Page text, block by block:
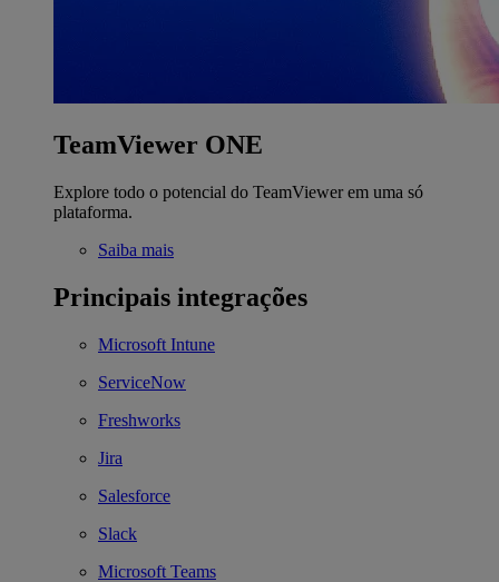
TeamViewer ONE
Explore todo o potencial do TeamViewer em uma só
plataforma.
Saiba mais
Principais integrações
Microsoft Intune
ServiceNow
Freshworks
Jira
Salesforce
Slack
Microsoft Teams